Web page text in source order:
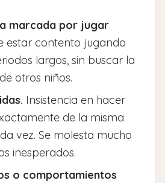
marcada por jugar
estar contento jugando
largos, sin buscar la
otros niños.
Insistencia en hacer
de la misma
vez. Se molesta mucho
inesperados.
o comportamientos